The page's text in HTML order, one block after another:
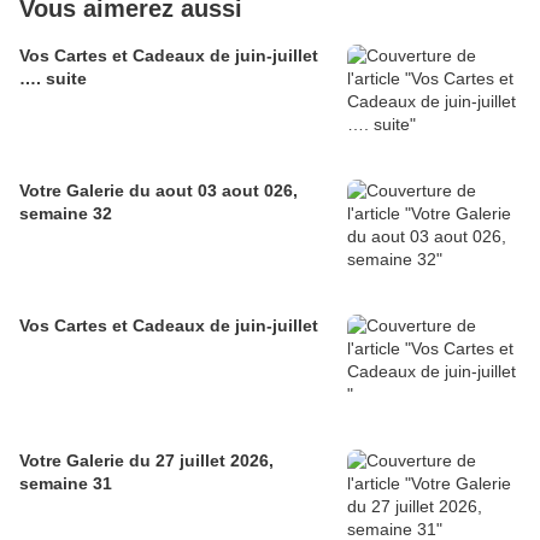
Vous aimerez aussi
Vos Cartes et Cadeaux de juin-juillet
…. suite
Votre Galerie du aout 03 aout 026,
semaine 32
Vos Cartes et Cadeaux de juin-juillet
Votre Galerie du 27 juillet 2026,
semaine 31